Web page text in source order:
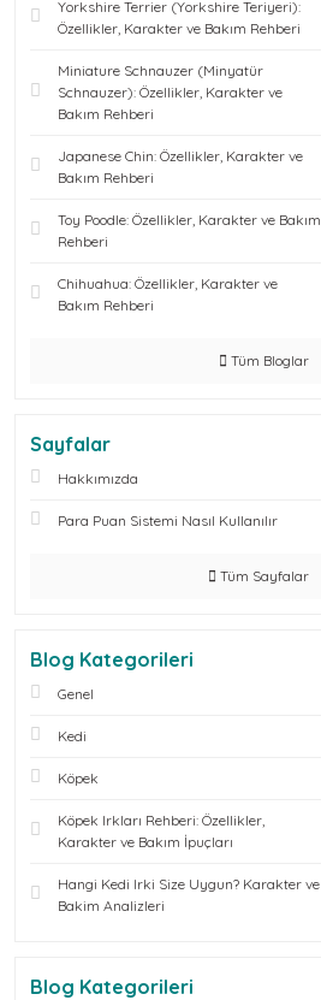
Yorkshire Terrier (Yorkshire Teriyeri):
Özellikler, Karakter ve Bakım Rehberi
Miniature Schnauzer (Minyatür
Schnauzer): Özellikler, Karakter ve
Bakım Rehberi
Japanese Chin: Özellikler, Karakter ve
Bakım Rehberi
Toy Poodle: Özellikler, Karakter ve Bakım
Rehberi
Chihuahua: Özellikler, Karakter ve
Bakım Rehberi
Tüm Bloglar
Sayfalar
Hakkımızda
Para Puan Sistemi Nasıl Kullanılır
Tüm Sayfalar
Blog Kategorileri
Genel
Kedi
Köpek
Köpek Irkları Rehberi: Özellikler,
Karakter ve Bakım İpuçları
Hangi Kedi Irki Size Uygun? Karakter ve
Bakim Analizleri
Blog Kategorileri